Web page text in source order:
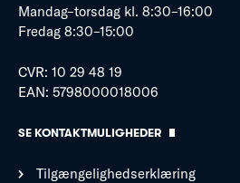
Mandag–torsdag kl. 8:30–16:00
Fredag 8:30–15:00
CVR: 10 29 48 19
EAN: 5798000018006
SE KONTAKTMULIGHEDER
Tilgængelighedserklæring